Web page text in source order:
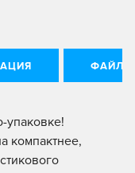
ФАЙЛЫ
упаковке!
компактнее,